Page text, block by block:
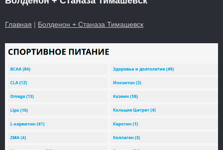
Главная | Болденон + Станаза Тимашевск